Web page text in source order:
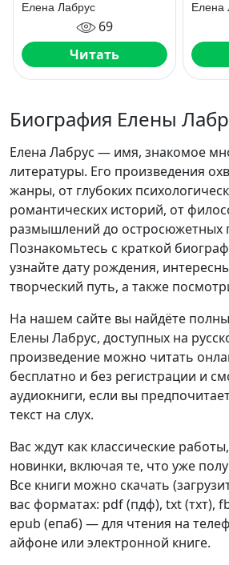
Елена Лабрус
69
Читать
Елена
Биография Елены
Елена Лабрус — имя, знакомое
литературы. Его произведения
жанры, от глубоких
романтических историй, от
размышлений до остросюжетных
Познакомьтесь с краткой
узнайте дату рождения,
творческий путь, а также
На нашем сайте вы найдёте
Елены Лабрус, доступных на
произведение можно читать
бесплатно и без регистрации и
аудиокниги, если вы
текст на слух.
Вас ждут как классические
новинки, включая те, что уже
Все книги можно скачать
вас форматах: pdf (пдф), txt (тхт),
epub (епаб) — для чтения на
айфоне или электронной книге.